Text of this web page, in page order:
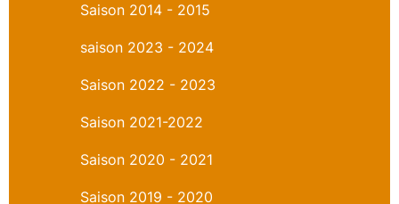
Saison 2014 - 2015
saison 2023 - 2024
Saison 2022 - 2023
Saison 2021-2022
Saison 2020 - 2021
Saison 2019 - 2020